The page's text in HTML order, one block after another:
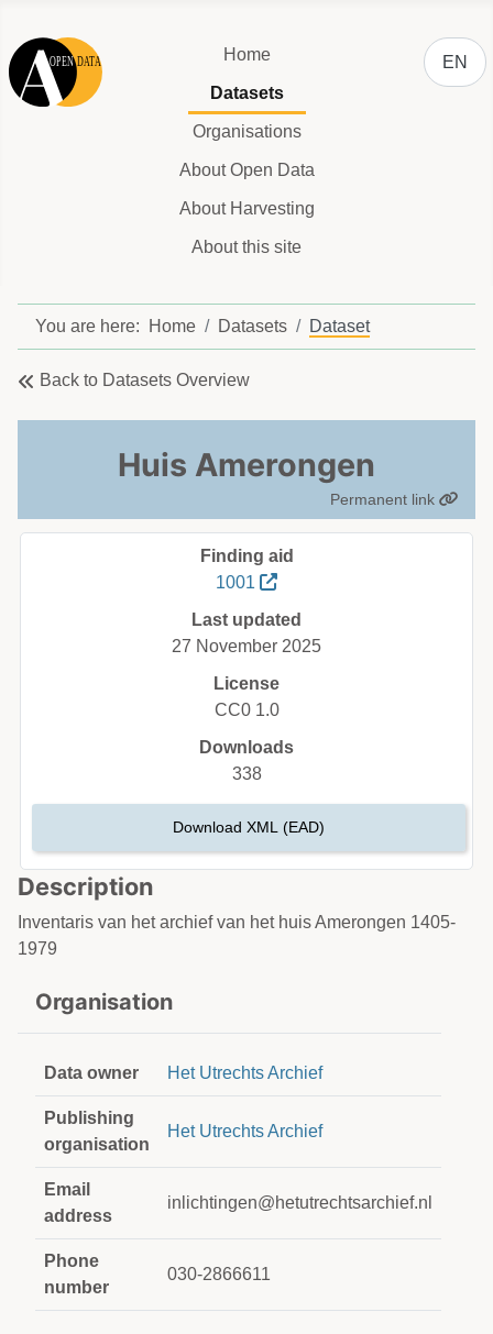
Home
Datasets
Organisations
About Open Data
About Harvesting
About this site
Select
EN
You are here: Home Datasets Dataset
Back to Datasets Overview
Huis Amerongen
Permanent link
Description
Inventaris van het archief van het huis Amerongen 1405-
1979
Organisation
Data owner Het Utrechts Archief
Publishing
organisation
Het Utrechts Archief
Email
address
inlichtingen@hetutrechtsarchief.nl
Phone
number
030-2866611
Finding aid
1001
Last updated
27 November 2025
License
CC0 1.0
Downloads
338
Download XML (EAD)